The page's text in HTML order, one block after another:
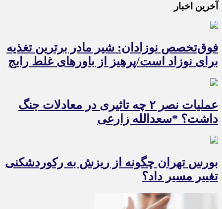
آخرین اخبار
فوق‌تخصص نوزادان: شیر مادر برترین تغذیه
برای نوزاد است/پرهیز از باورهای غلط رایج
عملیات نصر ۲ چه تاثیری در معادلات جنگ
داشت؟ *سعدالله زارعی
بورس تهران چگونه از ریزش به رکوردشکنی
تغییر مسیر داد؟